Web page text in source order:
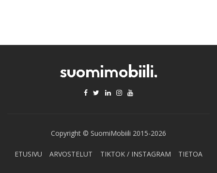
Copyright © SuomiMobiili 2015-2026
ETUSIVU ARVOSTELUT TIKTOK / INSTAGRAM TIETOA